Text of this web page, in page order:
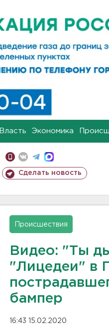
Власть Экономика
Сделать новость
Происшествия
Видео: "Ты
"Лицедеи" в
бампер
16:43 15.02.2020